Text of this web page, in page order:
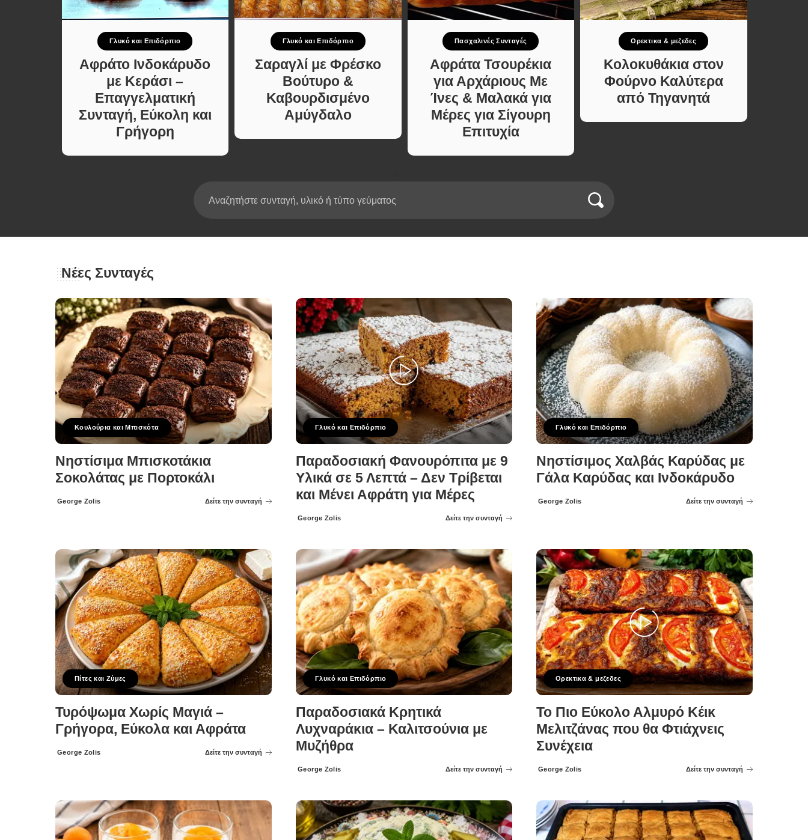
Κυρίως πιάτο
Κρέας
Ζυμαρικά
Σαλάτες
Σνακ
Σούπες και Φαγητά
Κατσαρόλας
Σούπες και Φαγητά
Χορτοφαγικές
Συνταγές Μελών
Γλυκό και Επιδόρπιο
Αφράτο Ινδοκάρυδο
με Κεράσι –
Επαγγελματική
Συνταγή, Εύκολη και
Γρήγορη
Γλυκό και Επιδόρπιο
Σαραγλί με Φρέσκο
Βούτυρο &
Καβουρδισμένο
Αμύγδαλο
Πασχαλινές Συνταγές
Αφράτα Τσουρέκια
για Αρχάριους Με
Ίνες & Μαλακά για
Μέρες για Σίγουρη
Επιτυχία
Ορεκτικα & μεζεδες
Κολοκυθάκια στον
Φούρνο Καλύτερα
από Τηγανητά
Νέες Συνταγές
Κουλούρια και Μπισκότα
Νηστίσιμα Μπισκοτάκια
Σοκολάτας με Πορτοκάλι
Posted
George Zolis Δείτε την συνταγή
Γλυκό και Επιδόρπιο
Παραδοσιακή Φανουρόπιτα με 9
Υλικά σε 5 Λεπτά – Δεν Τρίβεται
και Μένει Αφράτη για Μέρες
Posted
George Zolis Δείτε την συνταγή
Γλυκό και Επιδόρπιο
Νηστίσιμος Χαλβάς Καρύδας με
Γάλα Καρύδας και Ινδοκάρυδο
Posted
George Zolis Δείτε την συνταγή
Πίτες και Ζύμες
Τυρόψωμα Χωρίς Μαγιά –
Γρήγορα, Εύκολα και Αφράτα
Posted
George Zolis Δείτε την συνταγή
Γλυκό και Επιδόρπιο
Παραδοσιακά Κρητικά
Λυχναράκια – Καλιτσούνια με
Μυζήθρα
Posted
George Zolis Δείτε την συνταγή
Ορεκτικα & μεζεδες
Το Πιο Εύκολο Αλμυρό Κέικ
Μελιτζάνας που θα Φτιάχνεις
Συνέχεια
Posted
George Zolis Δείτε την συνταγή